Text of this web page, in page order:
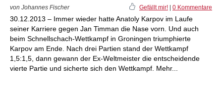
von Johannes Fischer Gefällt mir! 0 Kommentare
30.12.2013 – Immer wieder hatte Anatoly Karpov im Laufe
seiner Karriere gegen Jan Timman die Nase vorn. Und auch
beim Schnellschach-Wettkampf in Groningen triumphierte
Karpov am Ende. Nach drei Partien stand der Wettkampf
1,5:1,5, dann gewann der Ex-Weltmeister die entscheidende
vierte Partie und sicherte sich den Wettkampf. Mehr...